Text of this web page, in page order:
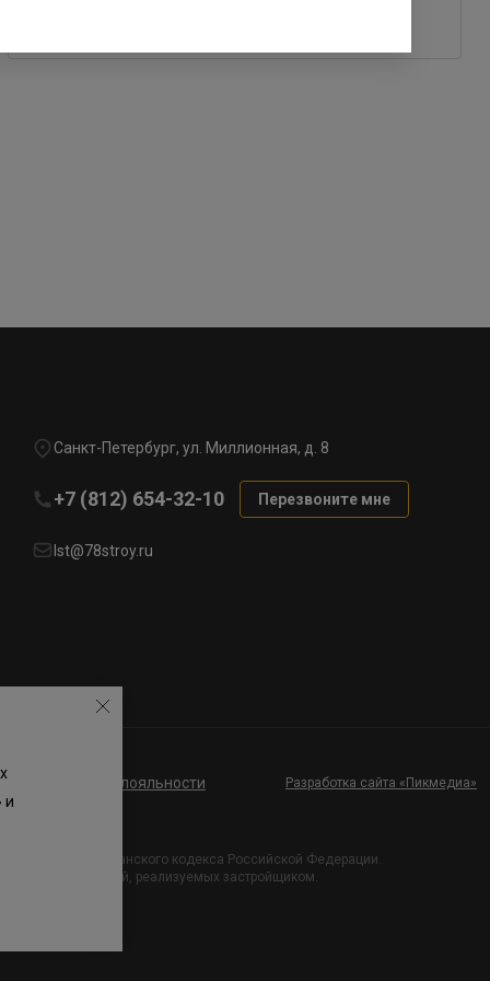
Санкт-Петербург, ул. Миллионная, д. 8
+7 (812) 654-32-10 Перезвоните мне
lst@78stroy.ru
к программе лояльности Разработка сайта «Пикмедиа»
437 Гражданского кодекса Российской Федерации.
проектных решений, реализуемых застройщиком.
и